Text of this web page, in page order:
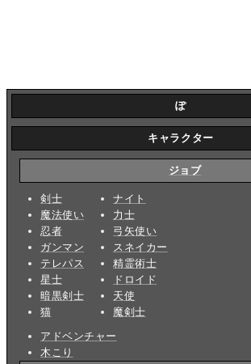
ぽ
キャラクター
ジョブ
剣士
魔法使い
忍者
ガンマン
テレパス
星士
暗黒剣士
猫
ナイト
力士
弓矢使い
スネイカー
精霊術士
ドロイド
天使
魔剣士
アドベンチャー
木こり